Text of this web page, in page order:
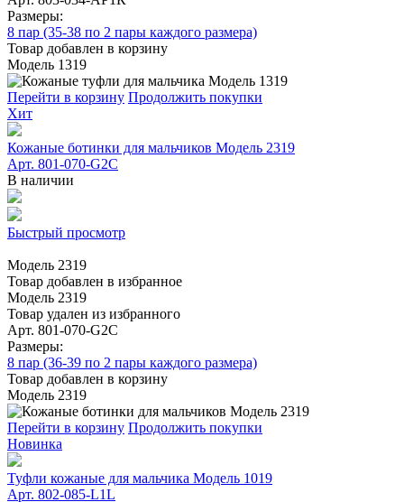
Размеры:
8 пар (35-38 по 2 пары каждого размера)
Товар добавлен в корзину
Модель 1319
Перейти в корзину Продолжить покупки
Хит
Кожаные ботинки для мальчиков Модель 2319
Арт. 801-070-G2C
В наличии
Быстрый просмотр
Модель 2319
Товар добавлен в избранное
Модель 2319
Товар удален из избранного
Арт. 801-070-G2C
Размеры:
8 пар (36-39 по 2 пары каждого размера)
Товар добавлен в корзину
Модель 2319
Перейти в корзину Продолжить покупки
Новинка
Туфли кожаные для мальчика Модель 1019
Арт. 802-085-L1L